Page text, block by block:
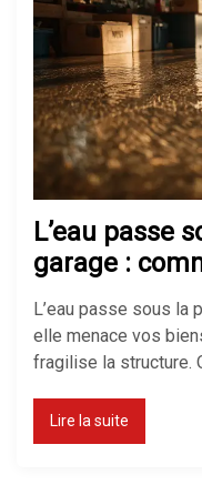
L’eau passe
garage :
L’eau passe sous la
elle menace vos
fragilise la structure.
Lire la suite